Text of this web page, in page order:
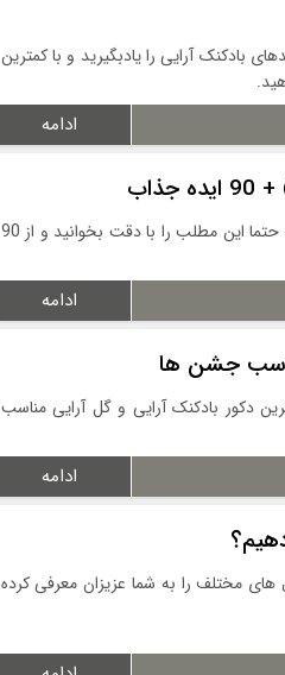
بادکنک آرایی را یادبگیرید و با کمترین
ادامه
اگر تولد درپیش دارید و برای تزیین جشن تولد دخترانه سردرگم هستید، حتما این مطلب را با دقت بخوانید و از 90
ادامه
جشن ها
دکور بادکنک آرایی و گل آرایی مناسب
ادامه
های مختلف را به شما عزیزان معرفی کرده